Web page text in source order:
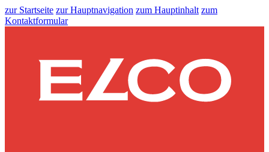
zur Startseite zur Hauptnavigation zum Hauptinhalt zum
Kontaktformular